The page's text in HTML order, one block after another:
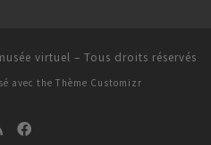
virtuel – Tous droits réservés
avec the Thème Customizr